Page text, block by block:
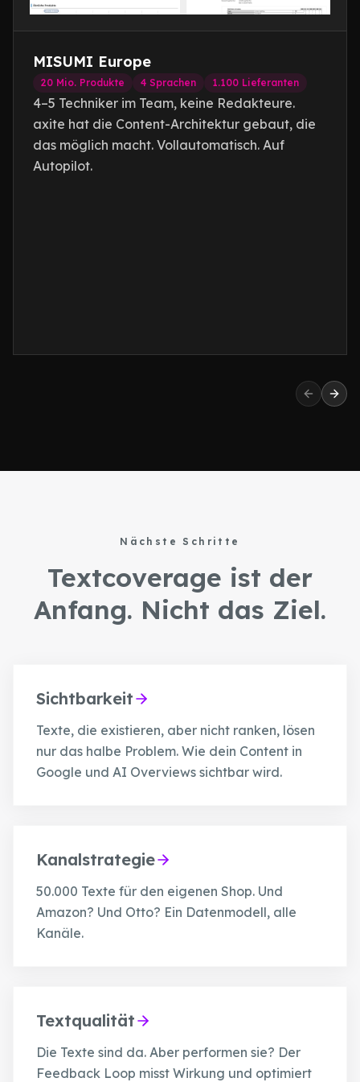
MISUMI Europe
20 Mio. Produkte 4 Sprachen 1.100 Lieferanten
4–5 Techniker im Team, keine Redakteure.
axite hat die Content-Architektur gebaut, die
das möglich macht. Vollautomatisch. Auf
Autopilot.
Previous
Nächste Schritte
Textcoverage ist der
Anfang. Nicht das Ziel.
Sichtbarkeit
Texte, die existieren, aber nicht ranken, lösen
nur das halbe Problem. Wie dein Content in
Google und AI Overviews sichtbar wird.
Kanalstrategie
50.000 Texte für den eigenen Shop. Und
Amazon? Und Otto? Ein Datenmodell, alle
Kanäle.
Textqualität
Die Texte sind da. Aber performen sie? Der
Feedback Loop misst Wirkung und optimiert